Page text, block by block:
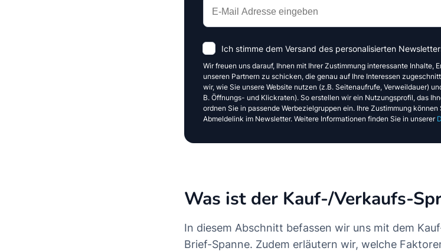
Ich stimme dem Versand des personalisierten
Wir freuen uns darauf, Ihnen mit Ihrer Zustimmung interessante Inhalte,
unseren Partnern zu schicken, die genau auf Ihre Interessen
wir, wie Sie unsere Website nutzen (z.B. Seitenaufrufe, Verweildauer)
B. Öffnungs- und Klickraten). So erstellen wir ein Nutzungsprofil, das
ordnen Sie in passende Werbezielgruppen ein. Ihre Zustimmung
Abmeldelink im Newsletter. Weitere Informationen finden Sie in unserer
Was ist der Kauf-/Verkaufs-
In diesem Abschnitt befassen wir uns mit dem
Brief-Spanne. Zudem erläutern wir, welche